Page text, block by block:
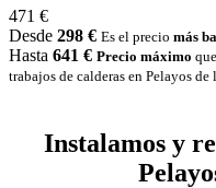
471 €
Desde 298 € Es el precio más
Hasta 641 € Precio máximo
trabajos de calderas en Pelayos de
Instalamos y